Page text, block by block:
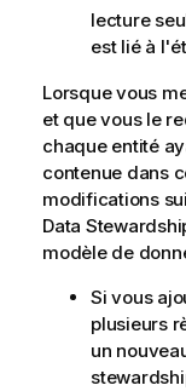
lecture
est lié à
Lorsque vous
et que vous le
chaque entité
contenue dans
modifications
Data
modèle de
Si vous
plusieurs
un